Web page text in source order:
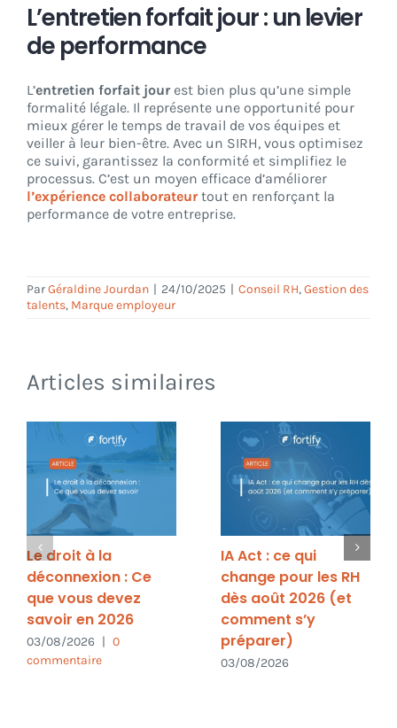
L’entretien forfait jour : un levier
de performance
L’entretien forfait jourest bien plus qu’une simple
formalité légale. Il représente une opportunité pour
mieux gérer le temps de travail de vos équipes et
veiller à leur bien-être. Avec un SIRH, vous optimisez
ce suivi, garantissez la conformité et simplifiez le
processus. C’est un moyen efficace d’améliorer
l’expérience collaborateurtout en renforçant la
performance de votre entreprise.
ParGéraldine Jourdan | 24/10/2025 | Conseil RH,Gestion des
talents, Marque employeur
Articles similaires
Le droit à la
déconnexion : Ce
que vous devez
savoir en 2026
03/08/2026 | 0
commentaire
IA Act : ce qui
change pour les RH
dès août 2026 (et
comment s’y
préparer)
03/08/2026